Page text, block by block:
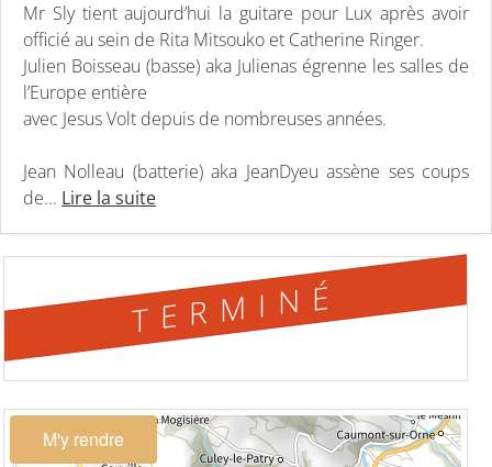
Mr Sly tient aujourd’hui la guitare pour Lux après avoir
officié au sein de Rita Mitsouko et Catherine Ringer.
Julien Boisseau (basse) aka Julienas égrenne les salles de
l’Europe entière
avec Jesus Volt depuis de nombreuses années.
Jean Nolleau (batterie) aka JeanDyeu assène ses coups
de... Lire la suite
TERMINÉ
M'y rendre